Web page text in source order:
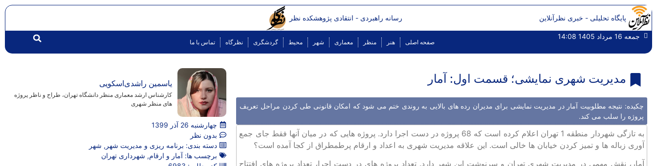
پایگاه تحلیلی - خبری نظرآنلاین رسانه راهبردی - انتقادی پژوهشکده نظر
جمعه 16 مرداد 1405 14:08
صفحه اصلی هنر منظر معماری شهر محیط گردشگری نظرگاه تماس با ما
مدیریت شهری نمایشی؛ قسمت اول: آمار
چکیده: نتیجه مطلوبیت آمار در مدیریت نمایشی برای مدیران رده های بالایی به روندی ختم می شود که امکان قانونی طی کردن مراحل تعریف
پروژه را سلب می کند.
به تازگی شهردار منطقه 1 تهران اعلام کرده است که 68 پروژه در دست اجرا دارد. پروژه هایی که در میان آنها فقط جای جمع
آوری زباله ها و تمیز کردن خیابان ها خالی است. این علاقه مدیریت شهری به اعداد و ارقام پرطمطراق از کجا آمده است؟
آمار، نقش مهمی در مدیریت شهری تهران و سرنوشت این شهر دارد. تعداد پروژه های در دست اجرا، تعداد پروژه های افتتاح
یاسمین راشدی‌اسکویی
کارشناس ارشد معماری منظر دانشگاه تهران، طراح و ناظر پروژه
های منظر شهری
چهارشنبه 26 آذر 1399
بدون نظر
دسته بندی: برنامه ریزی و مدیریت شهر , شهر
برچسب ها: آمار و ارقام, شهرداری تهران